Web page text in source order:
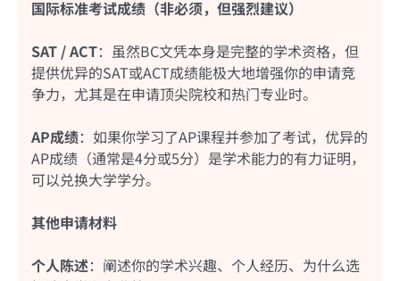
国际标准考试成绩（非必须，但强烈建议）
SAT / ACT：虽然BC文凭本身是完整的学术资格，但
提供优异的SAT或ACT成绩能极大地增强你的申请竞
争力，尤其是在申请顶尖院校和热门专业时。
AP成绩：如果你学习了AP课程并参加了考试，优异的
AP成绩（通常是4分或5分）是学术能力的有力证明，
可以兑换大学学分。
其他申请材料
个人陈述：阐述你的学术兴趣、个人经历、为什么选